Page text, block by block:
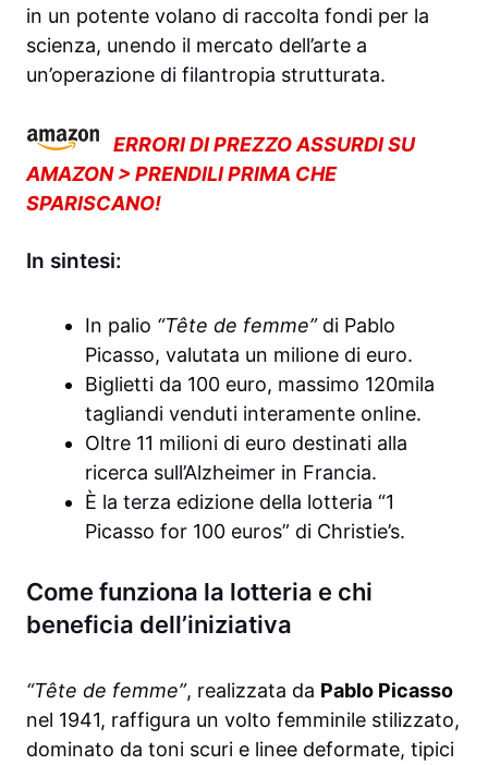
in un potente volano di raccolta fondi per la
scienza, unendo il mercato dell’arte a
un’operazione di filantropia strutturata.
ERRORI DI PREZZO ASSURDI SU
AMAZON > PRENDILI PRIMA CHE
SPARISCANO!
In sintesi:
In palio “Tête de femme”di Pablo
Picasso, valutata un milione di euro.
Biglietti da 100 euro, massimo 120mila
tagliandi venduti interamente online.
Oltre 11 milioni di euro destinati alla
ricerca sull’Alzheimer in Francia.
È la terza edizione della lotteria “1
Picasso for 100 euros” di Christie’s.
Come funziona la lotteria e chi
beneficia dell’iniziativa
“Tête de femme”, realizzata da Pablo Picasso
nel 1941, raffigura un volto femminile stilizzato,
dominato da toni scuri e linee deformate, tipici